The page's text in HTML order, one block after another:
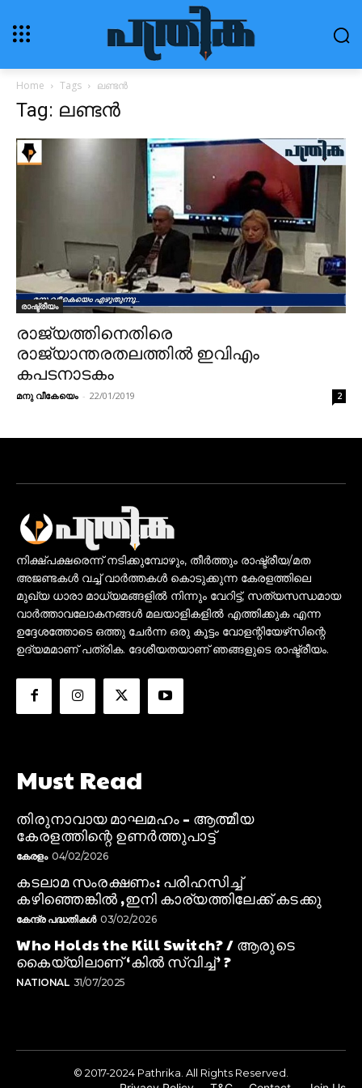
Home Tags ലണ്ടൻ
Tag: ലണ്ടൻ
രാഷ്ട്രീയം
രാജ്യത്തിനെതിരെ
രാജ്യാന്തരതലത്തില്‍ ഇവിഎം
കപടനാടകം
മനു വീകേയെം - 22/01/2019 2
നിക്ഷ്പക്ഷരെന്ന് നടിക്കുമ്പോഴും, തീർത്തും രാഷ്ട്രീയ/മത
അജണ്ടകൾ വച്ച് വാർത്തകൾ കൊടുക്കുന്ന കേരളത്തിലെ
മുഖ്യ ധാരാ മാധ്യമങ്ങളിൽ നിന്നും വേറിട്ട്, സത്യസന്ധമായ
വാർത്താവലോകനങ്ങൾ മലയാളികളിൽ എത്തിക്കുക എന്ന
ഉദ്ദേശത്തോടെ ഒത്തു ചേർന്ന ഒരു കൂട്ടം വോളന്റിയേഴ്‌സിന്റെ
ഉദ്യമമാണ് പത്രിക. ദേശീയതയാണ് ഞങ്ങളുടെ രാഷ്ട്രീയം.
Must Read
തിരുനാവായ മാഘമഹം – ആത്മീയ
കേരളത്തിന്റെ ഉണർത്തുപാട്ട്
കേരളം 04/02/2026
കടലാമ സംരക്ഷണം: പരിഹസിച്ച്
കഴിഞ്ഞെങ്കിൽ ,ഇനി കാര്യത്തിലേക്ക് കടക്കു
കേന്ദ്ര പദ്ധതികൾ 03/02/2026
Who Holds the Kill Switch? / ആരുടെ
കൈയ്യിലാണ് ‘കിൽ സ്വിച്ച്’ ?
NATIONAL 31/07/2025
© 2017-2024 Pathrika. All Rights Reserved.